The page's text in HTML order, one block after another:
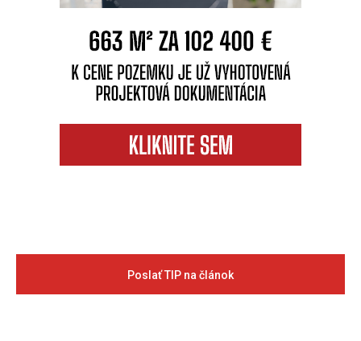
Poslať TIP na článok